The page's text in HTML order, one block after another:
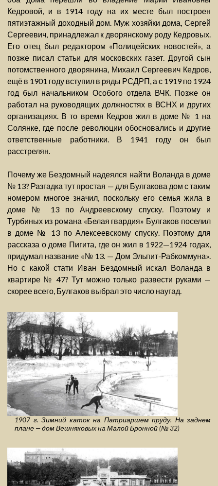
Кедровой, и в 1914 году на их месте был построен
пятиэтажный доходный дом. Муж хозяйки дома, Сергей
Сергеевич, принадлежал к дворянскому роду Кедровых.
Его отец был редактором «Полицейских новостей», а
позже писал статьи для московских газет. Другой сын
потомственного дворянина, Михаил Сергеевич Кедров,
ещё в 1901 году вступил в ряды РСДРП, а с 1919 по 1924
год был начальником Особого отдела ВЧК. Позже он
работал на руководящих должностях в ВСНХ и других
организациях. В то время Кедров жил в доме № 1 на
Солянке, где после революции обосновались и другие
ответственные работники. В 1941 году он был
расстрелян.
Почему же Бездомный надеялся найти Воланда в доме
№ 13? Разгадка тут простая — для Булгакова дом с таким
номером многое значил, поскольку его семья жила в
доме № 13 по Андреевскому спуску. Поэтому и
Турбиных из романа «Белая гвардия» Булгаков поселил
в доме № 13 по Алексеевскому спуску. Поэтому для
рассказа о доме Пигита, где он жил в 1922—1924 годах,
придумал название «№ 13. — Дом Эльпит-Рабкоммуна».
Но с какой стати Иван Бездомный искал Воланда в
квартире № 47? Тут можно только развести руками —
скорее всего, Булгаков выбрал это число наугад.
1907 г. Зимний каток на Патриаршем пруду. На заднем
плане — дом Вешняковых на Малой Бронной (№ 32)